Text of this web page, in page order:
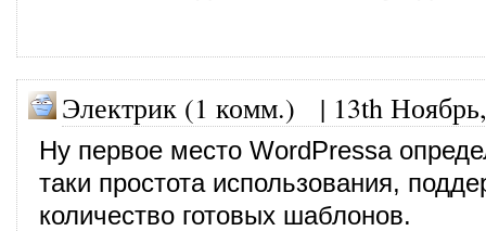
Электрик (1 комм.) | 13th
Ну первое место WordPressа
таки простота использования,
количество готовых шаблонов.